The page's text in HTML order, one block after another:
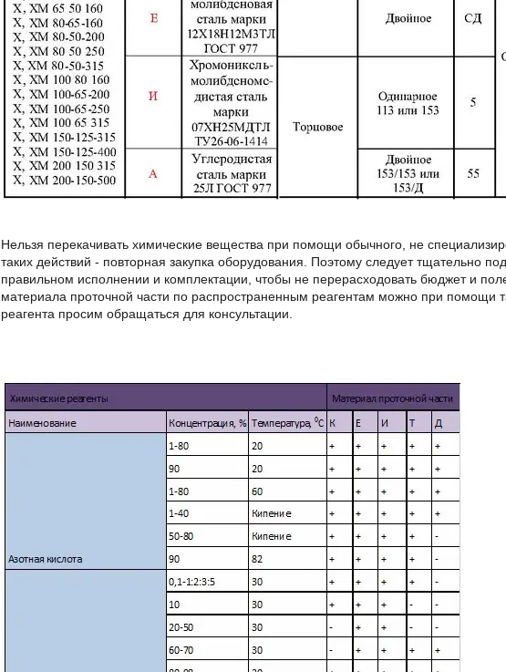
Нельзя перекачивать химические вещества при помощи обычного, не
таких действий - повторная закупка оборудования. Поэтому следует тщательно
правильном исполнении и комплектации, чтобы не перерасходовать бюджет и
материала проточной части по распространенным реагентам можно при помощи
реагента просим обращаться для консультации.